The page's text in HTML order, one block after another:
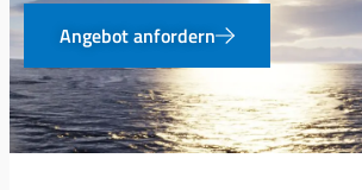
Angebot anfordern